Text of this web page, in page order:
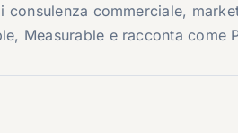
consulenza commerciale,
Measurable e racconta come